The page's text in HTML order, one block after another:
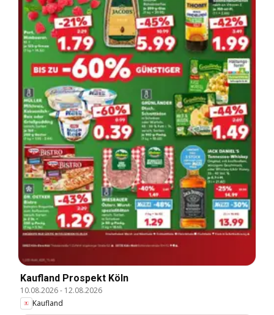
Kaufland Prospekt Köln
10.08.2026- 12.08.2026
Kaufland